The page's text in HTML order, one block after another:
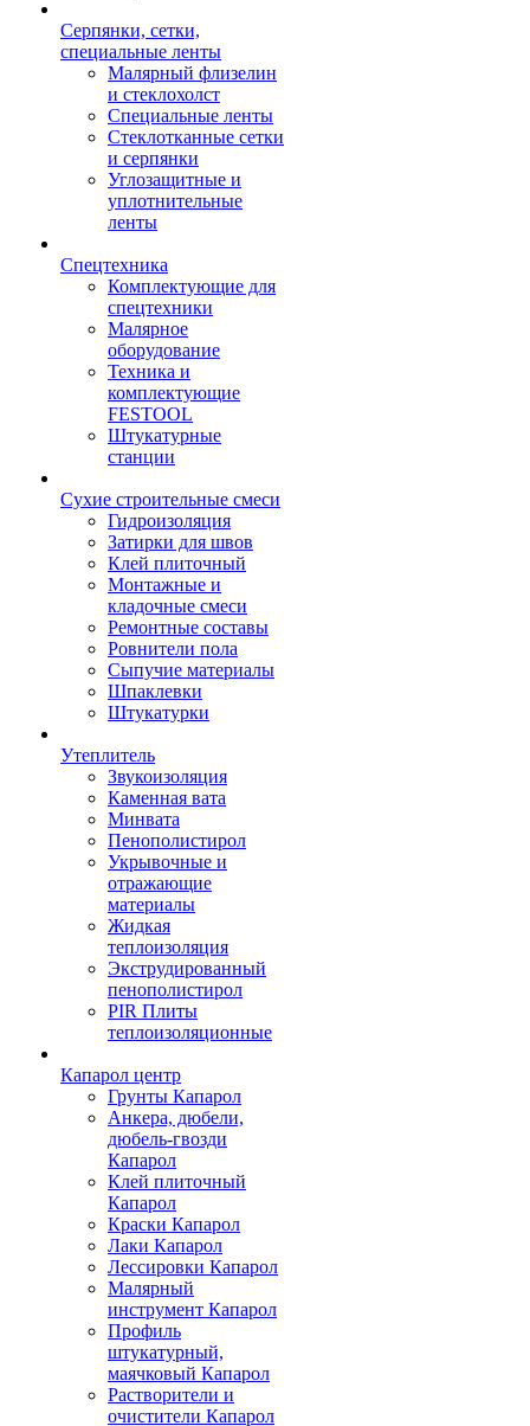
Серпянки, сетки,
специальные ленты
Малярный флизелин
и стеклохолст
Специальные ленты
Стеклотканные сетки
и серпянки
Углозащитные и
уплотнительные
ленты
Спецтехника
Комплектующие для
спецтехники
Малярное
оборудование
Техника и
комплектующие
FESTOOL
Штукатурные
станции
Сухие строительные смеси
Гидроизоляция
Затирки для швов
Клей плиточный
Монтажные и
кладочные смеси
Ремонтные составы
Ровнители пола
Сыпучие материалы
Шпаклевки
Штукатурки
Утеплитель
Звукоизоляция
Каменная вата
Минвата
Пенополистирол
Укрывочные и
отражающие
материалы
Жидкая
теплоизоляция
Экструдированный
пенополистирол
PIR Плиты
теплоизоляционные
Капарол центр
Грунты Капарол
Анкера, дюбели,
дюбель-гвозди
Капарол
Клей плиточный
Капарол
Краски Капарол
Лаки Капарол
Лессировки Капарол
Малярный
инструмент Капарол
Профиль
штукатурный,
маячковый Капарол
Растворители и
очистители Капарол